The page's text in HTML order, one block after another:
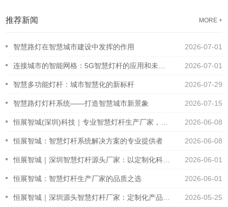
推荐新闻 MORE +
2026-07-01
智慧路灯在智慧城市建设中发挥的作用
2026-07-01
连接城市的智能网格：5G智慧灯杆的应用和未来发展趋势
2026-07-29
智慧多功能灯杆：城市智慧化的新标杆
2026-07-15
智慧路灯灯杆系统——打造智慧城市新景象
2026-06-08
恒展智城(深圳)科技｜专业智慧灯杆生产厂家，一站式定制采购咨询服务
2026-06-08
恒展智城：智慧灯杆系统解决方案的专业提供者
2026-06-01
恒展智城｜深圳智慧灯杆源头厂家：以定制化科技产品，构建智慧城市基础设施新生态
2026-06-01
恒展智城：智慧灯杆生产厂家的品质之选
2026-05-25
恒展智城｜深圳源头智慧灯杆厂家：定制化产品与一站式解决方案，赋能智慧城市建设